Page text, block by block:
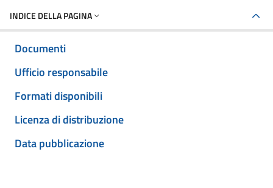
INDICE DELLA PAGINA
Documenti
Ufficio responsabile
Formati disponibili
Licenza di distribuzione
Data pubblicazione